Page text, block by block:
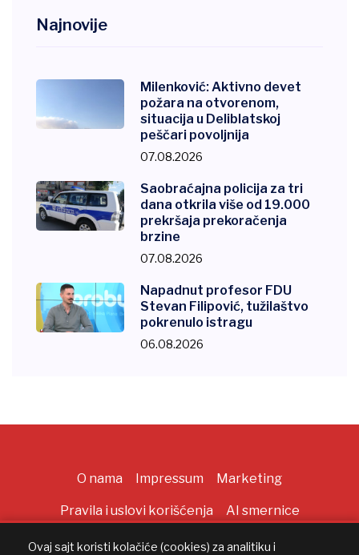
Najnovije
Milenković: Aktivno devet
požara na otvorenom,
situacija u Deliblatskoj
peščari povoljnija
07.08.2026
Saobraćajna policija za tri
dana otkrila više od 19.000
prekršaja prekoračenja
brzine
07.08.2026
Napadnut profesor FDU
Stevan Filipović, tužilaštvo
pokrenulo istragu
06.08.2026
O nama Impressum Marketing
Pravila i uslovi korišćenja AI smernice
Ovaj sajt koristi kolačiće (cookies) za analitiku i